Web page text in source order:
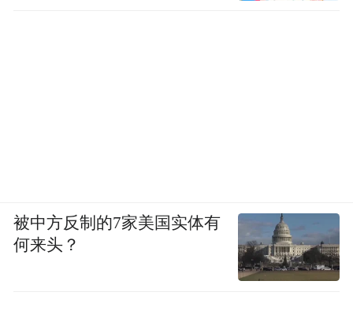
被中方反制的7家美国实体有
何来头？